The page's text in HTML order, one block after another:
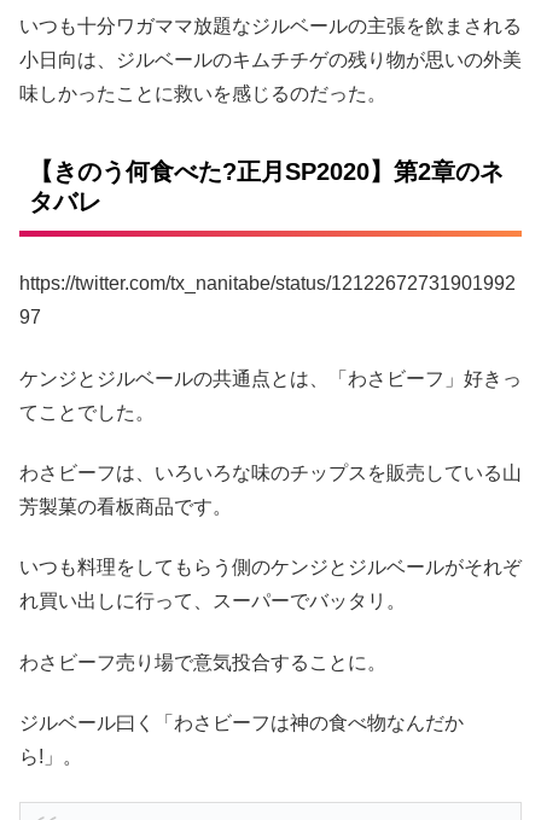
いつも十分ワガママ放題なジルベールの主張を飲まされる
小日向は、ジルベールのキムチチゲの残り物が思いの外美
味しかったことに救いを感じるのだった。
【きのう何食べた?正月SP2020】第2章のネ
タバレ
https://twitter.com/tx_nanitabe/status/12122672731901992
97
ケンジとジルベールの共通点とは、「わさビーフ」好きっ
てことでした。
わさビーフは、いろいろな味のチップスを販売している山
芳製菓の看板商品です。
いつも料理をしてもらう側のケンジとジルベールがそれぞ
れ買い出しに行って、スーパーでバッタリ。
わさビーフ売り場で意気投合することに。
ジルベール曰く「わさビーフは神の食べ物なんだか
ら!」。